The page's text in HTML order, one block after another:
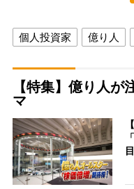
個人投資家 億り人
【特集】億り人が
マ